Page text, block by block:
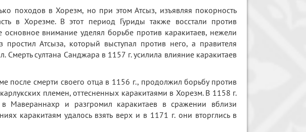
походов в Хорезм, но при этом Атсыз, изъявляя покорность
в Хорезме. В этот период Гуриды также восстали против
внимание уделял борьбе против каракитаев, нежели
Атсыза, который выступал против него, а правителя
Смерть султана Санджара в 1157 г. усилила влияние каракитаев
после смерти своего отца в 1156 г., продолжил борьбу против
племен, оттесненных каракитаями в Хорезм. В 1158 г.
и разгромил каракитаев в сражении вблизи
каракитаям удалось взять верх и в 1171 г. они вторглись в